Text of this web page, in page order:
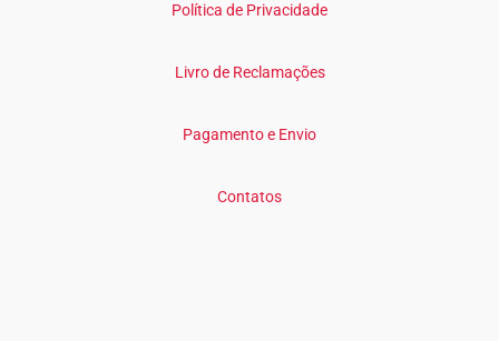
Política de Privacidade
Livro de Reclamações
Pagamento e Envio
Contatos